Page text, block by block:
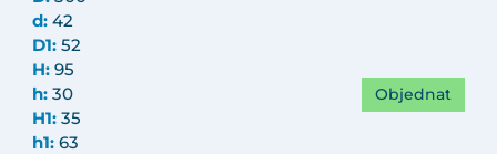
d: 42
D1: 52
H: 95
h: 30
H1: 35
h1: 63
Objednat